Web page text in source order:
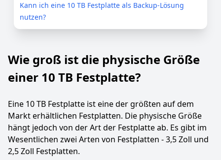
Kann ich eine 10 TB Festplatte als Backup-Lösung
nutzen?
Wie groß ist die physische Größe
einer 10 TB Festplatte?
Eine 10 TB Festplatte ist eine der größten auf dem
Markt erhältlichen Festplatten. Die physische Größe
hängt jedoch von der Art der Festplatte ab. Es gibt im
Wesentlichen zwei Arten von Festplatten - 3,5 Zoll und
2,5 Zoll Festplatten.